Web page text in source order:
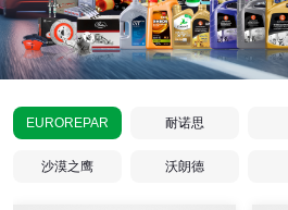
EUROREPAR 耐诺思
沙漠之鹰 沃朗德